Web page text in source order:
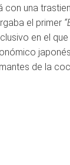
con una
el primer
en el
de la